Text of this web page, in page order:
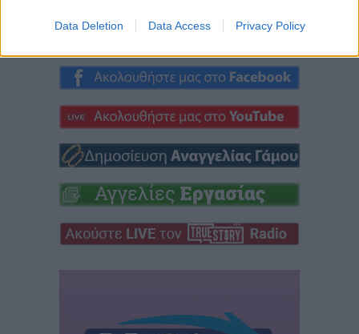
Data Deletion Data Access Privacy Policy